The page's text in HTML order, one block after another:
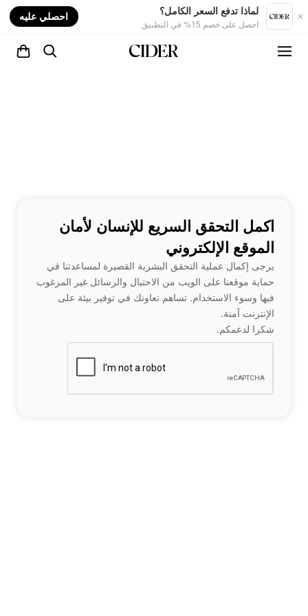
لماذا تدفع السعر الكامل؟
احصل على خصم 15% في التطبيق
احصلي عليه
اكمل التحقق السريع للإنسان لأمان
الموقع الإلكتروني
يرجى إكمال عملية التحقق البشرية القصيرة لمساعدتنا في
حماية موقعنا على الويب من الاحتيال والرسائل غير المرغوب
فيها وسوء الاستخدام. تساهم تعاونك في توفير بيئة على
الإنترنت آمنة.
شكرا لدعمكم.